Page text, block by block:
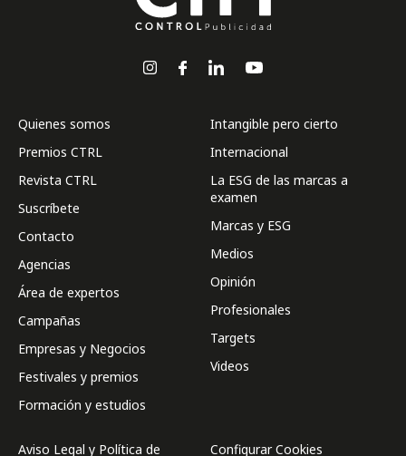
Quienes somos
Premios CTRL
Revista CTRL
Suscríbete
Contacto
Agencias
Área de expertos
Campañas
Empresas y Negocios
Festivales y premios
Formación y estudios
Intangible pero cierto
Internacional
La ESG de las marcas a
examen
Marcas y ESG
Medios
Opinión
Profesionales
Targets
Videos
Aviso Legal y Política de Configurar Cookies